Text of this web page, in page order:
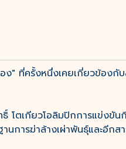
" ที่ครั้งหนึ่งเคยเกี่ยวข้องกั
โตเกียวโอลิมปิกการแข่งขัน
นการฆ่าล้างเผ่าพันธุ์และอีก